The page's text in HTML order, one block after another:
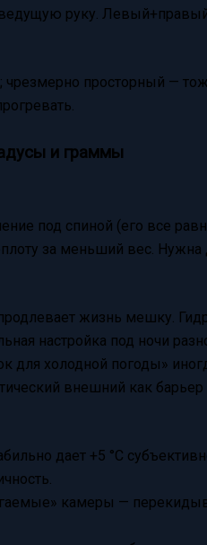
ведущую руку.
чрезмерно просторный —
и граммы
под спиной (его все
за меньший вес. Нужна
жизнь мешку.
настройка под ночи
для холодной погоды»
внешний как барьер
дает +5 °C
камеры —